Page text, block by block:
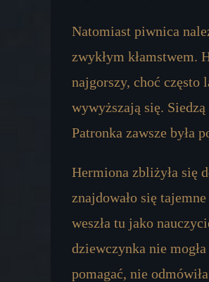
Natomiast piwnica
zwykłym kłamstwem.
najgorszy, choć często
wywyższają się.
Patronka zawsze była
Hermiona zbliżyła się
znajdowało się
weszła tu jako
dziewczynka nie
pomagać, nie